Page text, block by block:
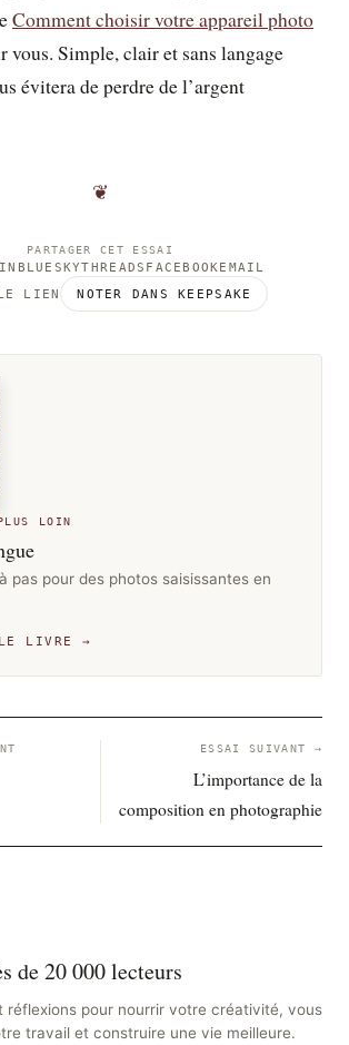
Comment choisir votre appareil photo
vous. Simple, clair et sans langage
évitera de perdre de l’argent
❦
PARTAGER CET ESSAI
BLUESKYTHREADS FACEBOOK EMAIL
LIEN
NOTER DANS KEEPSAKE
LOIN
pas pour des photos saisissantes en
LE LIVRE →
ESSAI SUIVANT →
L’importance de la
composition en photographie
de 20 000 lecteurs
réflexions pour nourrir votre créativité, vous
travail et construire une vie meilleure.